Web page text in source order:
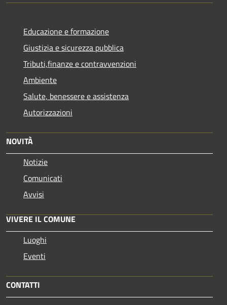
Educazione e formazione
Giustizia e sicurezza pubblica
Tributi,finanze e contravvenzioni
Ambiente
Salute, benessere e assistenza
Autorizzazioni
NOVITÀ
Notizie
Comunicati
Avvisi
VIVERE IL COMUNE
Luoghi
Eventi
CONTATTI